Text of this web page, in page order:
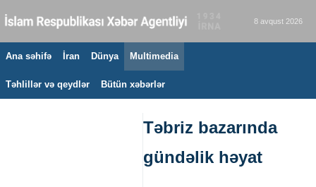
8 avqust 2026
Ana səhifə İran Dünya Multimedia
Təhlillər və qeydlər Bütün xəbərlər
Təbriz bazarında
gündəlik həyat